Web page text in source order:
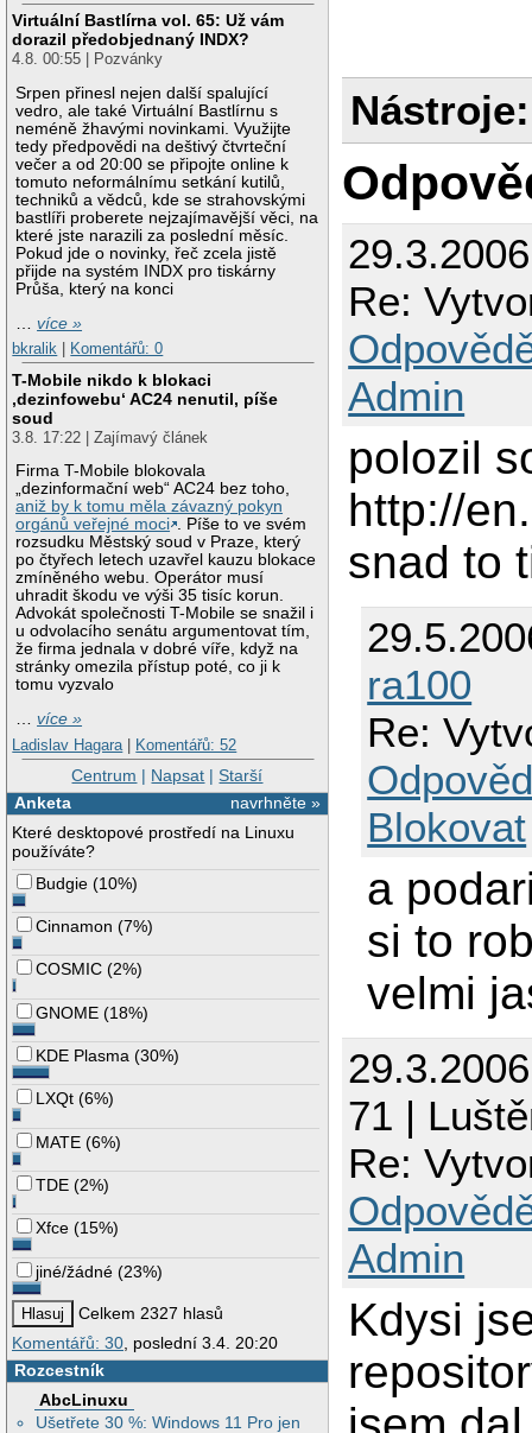
Virtuální Bastlírna vol. 65: Už vám
dorazil předobjednaný INDX?
4.8. 00:55 | Pozvánky
Srpen přinesl nejen další spalující
vedro, ale také Virtuální Bastlírnu s
neméně žhavými novinkami. Využijte
tedy předpovědi na deštivý čtvrteční
večer a od 20:00 se připojte online k
tomuto neformálnímu setkání kutilů,
techniků a vědců, kde se strahovskými
bastlíři proberete nejzajímavější věci, na
které jste narazili za poslední měsíc.
Pokud jde o novinky, řeč zcela jistě
přijde na systém INDX pro tiskárny
Průša, který na konci
…více »
bkralik
Komentářů: 0
T-Mobile nikdo k blokaci
‚dezinfowebu‘ AC24 nenutil, píše
soud
3.8. 17:22 | Zajímavý článek
Firma T-Mobile blokovala
„dezinformační web“ AC24 bez toho,
aniž by k tomu měla závazný pokyn
orgánů veřejné moci . Píše to ve svém
rozsudku Městský soud v Praze, který
po čtyřech letech uzavřel kauzu blokace
zmíněného webu. Operátor musí
uhradit škodu ve výši 35 tisíc korun.
Advokát společnosti T-Mobile se snažil i
u odvolacího senátu argumentovat tím,
že firma jednala v dobré víře, když na
stránky omezila přístup poté, co ji k
tomu vyzvalo
…více »
Ladislav Hagara | Komentářů: 52
Centrum | Napsat |Starší
navrhněte »
Anketa
Které desktopové prostředí na Linuxu
používáte?
Budgie (10%)
Cinnamon (7%)
COSMIC (2%)
GNOME (18%)
KDE Plasma (30%)
LXQt (6%)
MATE (6%)
TDE (2%)
Xfce (15%)
jiné/žádné (23%)
Celkem 2327 hlasů
Komentářů: 30, poslední 3.4. 20:20
Rozcestník
AbcLinuxu
Ušetřete 30 %: Windows 11 Pro jen
Nástroje:
Re:
Admin
polozil
http://
snad to
ra100
Re:
Blokovat
a
si to
velmi
71 |
Re:
Admin
Kdysi